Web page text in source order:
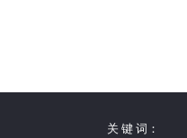
关 键 词：